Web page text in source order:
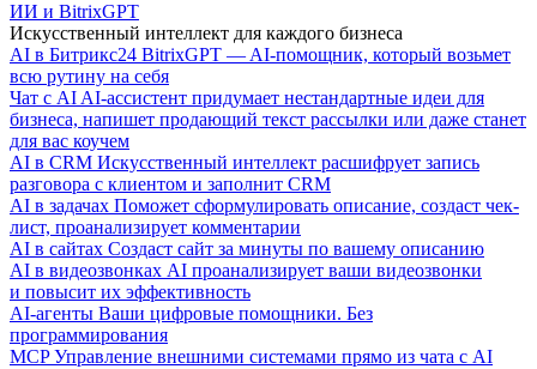
ИИ и BitrixGPT
Искусственный интеллект для каждого бизнеса
AI в Битрикс24 BitrixGPT — AI-помощник, который возьмет
всю рутину на себя
Чат с AI AI-ассистент придумает нестандартные идеи для
бизнеса, напишет продающий текст рассылки или даже станет
для вас коучем
AI в CRM Искусственный интеллект расшифрует запись
разговора с клиентом и заполнит CRM
AI в задачах Поможет сформулировать описание, создаст чек-
лист, проанализирует комментарии
AI в сайтах Создаст сайт за минуты по вашему описанию
AI в видеозвонках AI проанализирует ваши видеозвонки
и повысит их эффективность
AI-агенты Ваши цифровые помощники. Без
программирования
MCP Управление внешними системами прямо из чата с AI